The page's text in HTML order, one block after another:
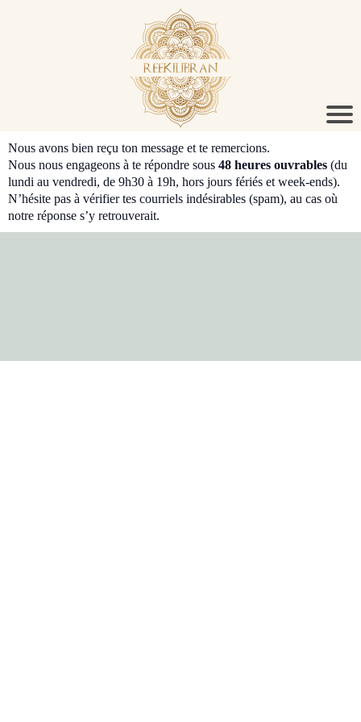
Nous avons bien reçu ton message et te remercions.
Nous nous engageons à te répondre sous 48 heures ouvrables (du
lundi au vendredi, de 9h30 à 19h, hors jours fériés et week-ends).
N’hésite pas à vérifier tes courriels indésirables (spam), au cas où
notre réponse s’y retrouverait.